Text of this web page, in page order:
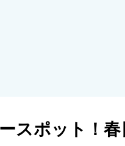
スポット！